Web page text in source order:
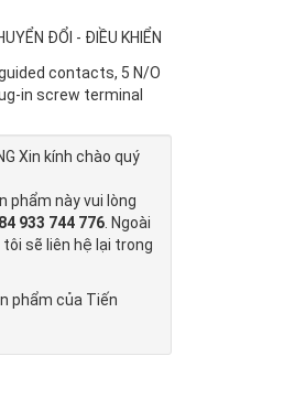
ĐỔI - ĐIỀU KHIỂN
contacts, 5 N/O
in screw terminal
Xin kính chào quý
phẩm này vui lòng
933 744 776 . Ngoài
tôi sẽ liên hệ lại trong
phẩm của Tiến